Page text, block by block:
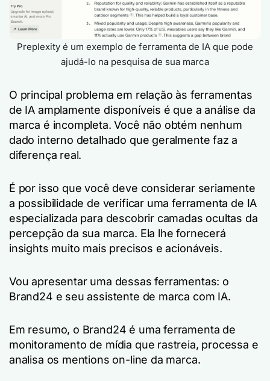
Preplexity é um exemplo de ferramenta de IA que pode
ajudá-lo na pesquisa de sua marca
O principal problema em relação às ferramentas
de IA amplamente disponíveis é que a análise da
marca é incompleta. Você não obtém nenhum
dado interno detalhado que geralmente faz a
diferença real.
É por isso que você deve considerar seriamente
a possibilidade de verificar uma ferramenta de IA
especializada para descobrir camadas ocultas da
percepção da sua marca. Ela lhe fornecerá
insights muito mais precisos e acionáveis.
Vou apresentar uma dessas ferramentas: o
Brand24 e seu assistente de marca com IA.
Em resumo, o Brand24 é uma ferramenta de
monitoramento de mídia que rastreia, processa e
analisa os mentions on-line da marca.